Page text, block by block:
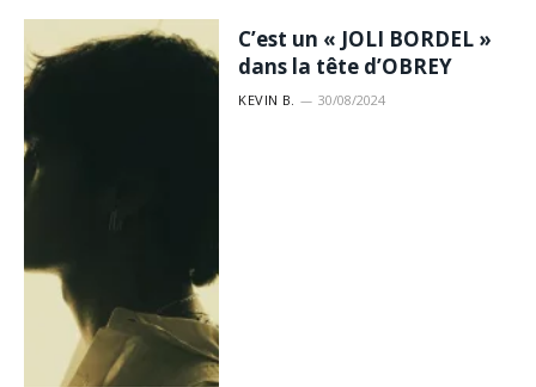
C’est un « JOLI BORDEL »
dans la tête d’OBREY
KEVIN B. 30/08/2024